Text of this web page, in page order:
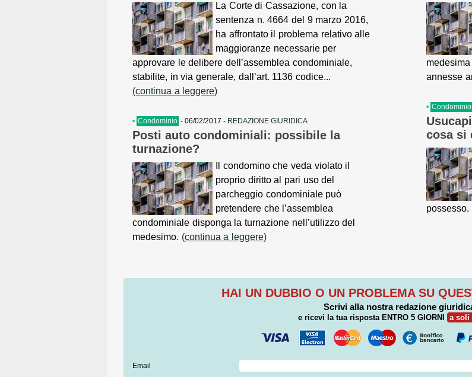
La Corte di Cassazione, con la
sentenza n. 4664 del 9 marzo 2016,
ha affrontato il problema relativo alle
maggioranze necessarie per
approvare le delibere dell’assemblea condominiale,
stabilite, in via generale, dall’art. 1136 codice...
(continua a leggere)
• Condominio - 06/02/2017 - REDAZIONE GIURIDICA
Posti auto condominiali: possibile la
turnazione?
Il condomino che veda violato il
proprio diritto al pari uso del
parcheggio condominiale può
pretendere che l’assemblea
condominiale disponga la turnazione nell’utilizzo del
medesimo. (continua a leggere)
annesse
• Condominio
cosa si
possesso.
HAI UN DUBBIO O UN PROBLEMA SU
Scrivi alla nostra redazione
e ricevi la tua risposta ENTRO 5 GIORNI a soli
Email